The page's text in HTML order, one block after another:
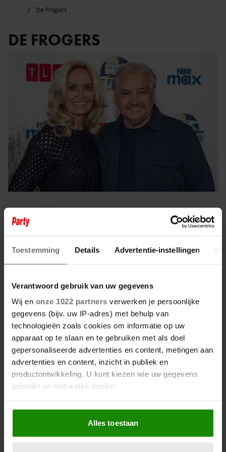
Toestemming Details Advertentie-instellingen
Verantwoord gebruik van uw gegevens
Wij en onze 1022 partners verwerken je persoonlijke
gegevens (bijv. uw IP-adres) met behulp van
technologieën zoals cookies om informatie op uw
apparaat op te slaan en te gebruiken met als doel
gepersonaliseerde advertenties en content, metingen aan
advertenties en content, inzicht in publiek en
productontwikkeling. U kunt kiezen wie uw gegevens
gebruikt en met welke doelen.
Als u het toestaat, willen we ook graag:
Informatie verzamelen over uw geografische
locatie, die tot een paar meter nauwkeurig kan zijn
Alles toestaan
De Frogers
DE FROGERS
8 juli 2025
DE FROGERS KONDIGEN NIEUW
14 juni 2025